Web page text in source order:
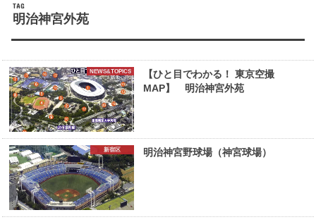
TAG
明治神宮外苑
NEWS&TOPICS
【ひと目でわかる！ 東京空撮
MAP】 明治神宮外苑
新宿区 明治神宮野球場（神宮球場）